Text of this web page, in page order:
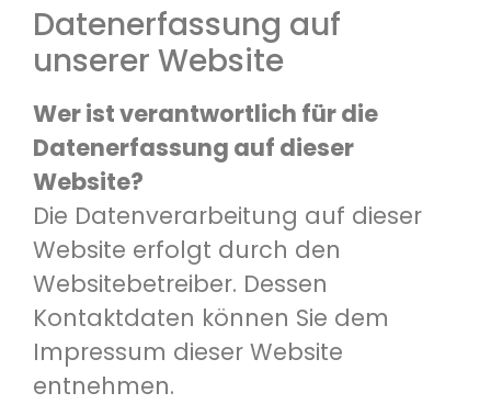
Datenerfassung auf
unserer Website
Wer ist verantwortlich für die
Datenerfassung auf dieser
Website?
Die Datenverarbeitung auf dieser
Website erfolgt durch den
Websitebetreiber. Dessen
Kontaktdaten können Sie dem
Impressum dieser Website
entnehmen.